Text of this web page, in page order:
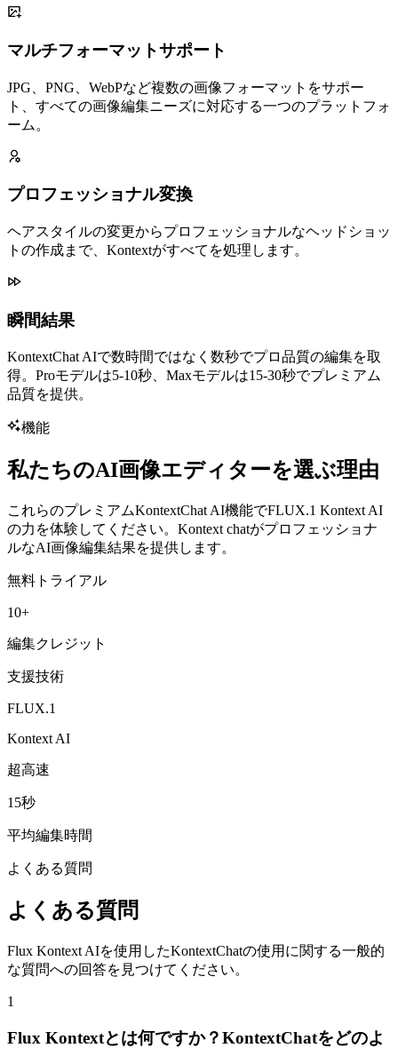
マルチフォーマットサポート
JPG、PNG、WebPなど複数の画像フォーマットをサポー
ト、すべての画像編集ニーズに対応する一つのプラットフォ
ーム。
プロフェッショナル変換
ヘアスタイルの変更からプロフェッショナルなヘッドショッ
トの作成まで、Kontextがすべてを処理します。
瞬間結果
KontextChat AIで数時間ではなく数秒でプロ品質の編集を取
得。Proモデルは5-10秒、Maxモデルは15-30秒でプレミアム
品質を提供。
機能
私たちのAI画像エディターを選ぶ理由
これらのプレミアムKontextChat AI機能でFLUX.1 Kontext AI
の力を体験してください。Kontext chatがプロフェッショナ
ルなAI画像編集結果を提供します。
無料トライアル
10+
編集クレジット
支援技術
FLUX.1
Kontext AI
超高速
15秒
平均編集時間
よくある質問
よくある質問
Flux Kontext AIを使用したKontextChatの使用に関する一般的
な質問への回答を見つけてください。
1
Flux Kontextとは何ですか？KontextChatをどのよ